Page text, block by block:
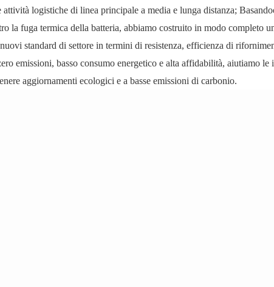
logistiche di linea principale a media e lunga distanza;
la fuga termica della batteria, abbiamo costruito in modo completo
standard di settore in termini di resistenza, efficienza di
emissioni, basso consumo energetico e alta affidabilità, aiutiamo le
aggiornamenti ecologici e a basse emissioni di carbonio.